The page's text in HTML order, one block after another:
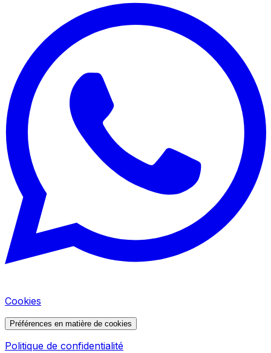
Cookies
Préférences en matière de cookies
Politique de confidentialité